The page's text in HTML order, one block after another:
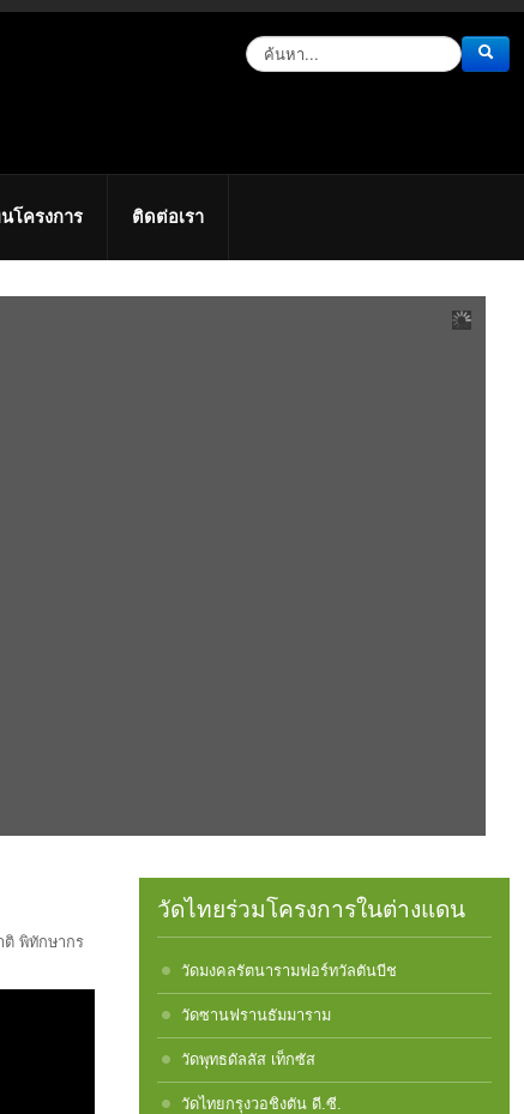
โครงการ ติดต่อเรา
ติ พิทักษากร
วัดไทยร่วมโครงการในต่างแดน
วัดมงคลรัตนารามฟอร์ทวัลตันบีช
วัดซานฟรานธัมมาราม
วัดพุทธดัลลัส เท็กซัส
วัดไทยกรุงวอชิงตัน ดี.ซี.